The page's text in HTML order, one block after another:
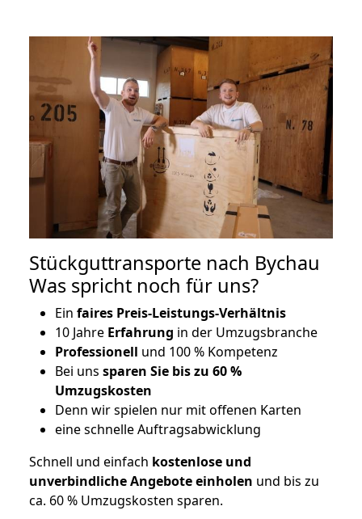
Stückguttransporte nach Bychau
Was spricht noch für uns?
Ein faires Preis-Leistungs-Verhältnis
10 Jahre Erfahrung in der Umzugsbranche
Professionell und 100 % Kompetenz
Bei uns sparen Sie bis zu 60 %
Umzugskosten
Denn wir spielen nur mit offenen Karten
eine schnelle Auftragsabwicklung
Schnell und einfach kostenlose und
unverbindliche Angebote einholen und bis zu
ca. 60 % Umzugskosten sparen.